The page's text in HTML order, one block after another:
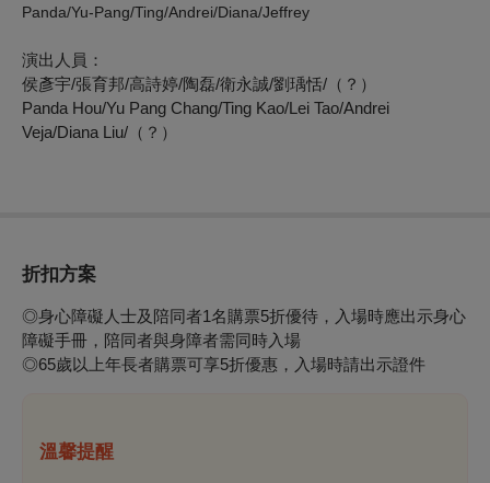
Panda/Yu-Pang/Ting/Andrei/Diana/Jeffrey
演出人員：
侯彥宇/張育邦/高詩婷/陶磊/衛永誠/劉瑀恬/（？）
Panda Hou/Yu Pang Chang/Ting Kao/Lei Tao/Andrei
Veja/Diana Liu/（？）
折扣方案
◎身心障礙人士及陪同者1名購票5折優待，入場時應出示身心
障礙手冊，陪同者與身障者需同時入場
◎65歲以上年長者購票可享5折優惠，入場時請出示證件
溫馨提醒